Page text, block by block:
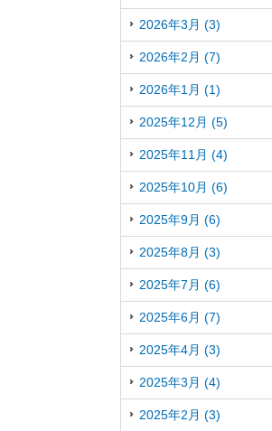
2026年3月 (3)
2026年2月 (7)
2026年1月 (1)
2025年12月 (5)
2025年11月 (4)
2025年10月 (6)
2025年9月 (6)
2025年8月 (3)
2025年7月 (6)
2025年6月 (7)
2025年4月 (3)
2025年3月 (4)
2025年2月 (3)